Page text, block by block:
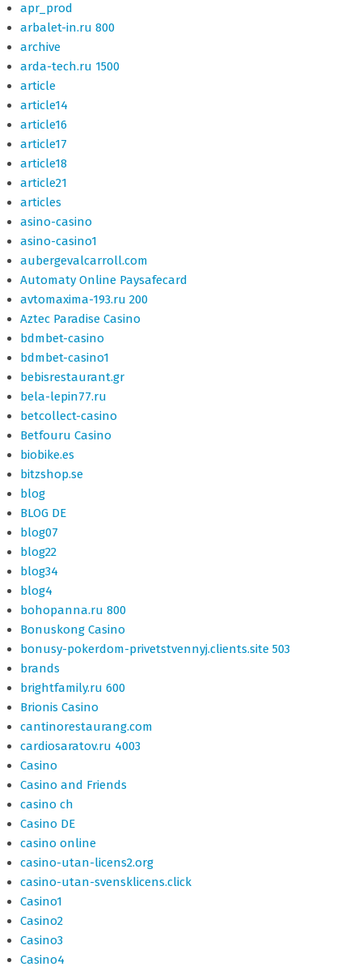
apr_prod
arbalet-in.ru 800
archive
arda-tech.ru 1500
article
article14
article16
article17
article18
article21
articles
asino-casino
asino-casino1
aubergevalcarroll.com
Automaty Online Paysafecard
avtomaxima-193.ru 200
Aztec Paradise Casino
bdmbet-casino
bdmbet-casino1
bebisrestaurant.gr
bela-lepin77.ru
betcollect-casino
Betfouru Casino
biobike.es
bitzshop.se
blog
BLOG DE
blog07
blog22
blog34
blog4
bohopanna.ru 800
Bonuskong Casino
bonusy-pokerdom-privetstvennyj.clients.site 503
brands
brightfamily.ru 600
Brionis Casino
cantinorestaurang.com
cardiosaratov.ru 4003
Casino
Casino and Friends
casino ch
Casino DE
casino online
casino-utan-licens2.org
casino-utan-svensklicens.click
Casino1
Casino2
Casino3
Casino4